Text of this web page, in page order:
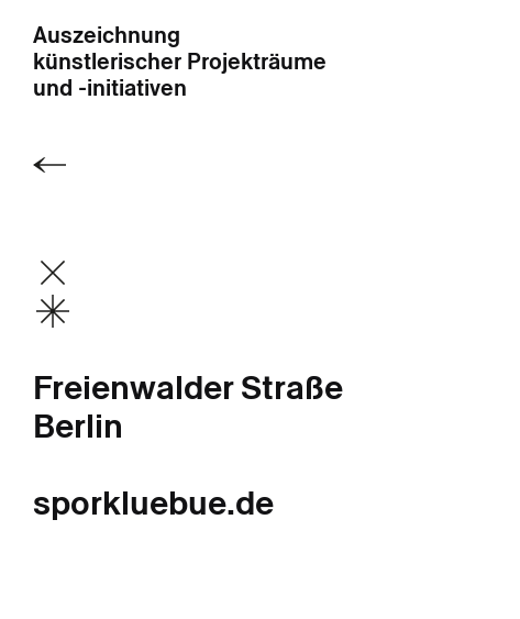
Auszeichnung
künstlerischer Projekträume
und -initiativen
Freienwalder Straße
Berlin
sporkluebue.de